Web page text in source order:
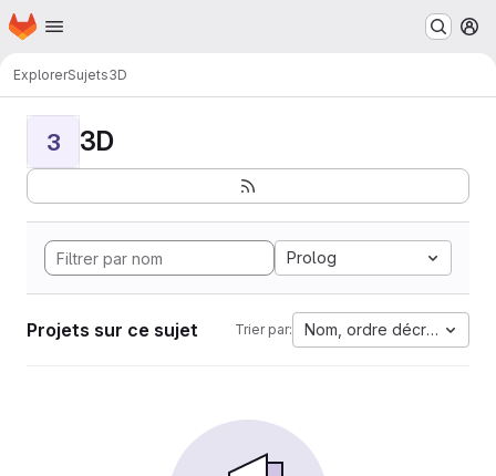
Passer au contenu principal
Page d'accueil
ExplorerSujets3D
3 3D
Prolog
Projets sur ce sujet Trier par: Nom, ordre décroissant